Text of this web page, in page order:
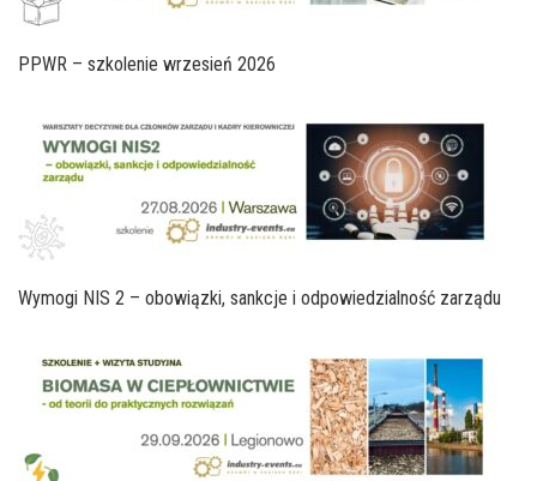
PPWR – szkolenie wrzesień 2026
Wymogi NIS 2 – obowiązki, sankcje i odpowiedzialność zarządu